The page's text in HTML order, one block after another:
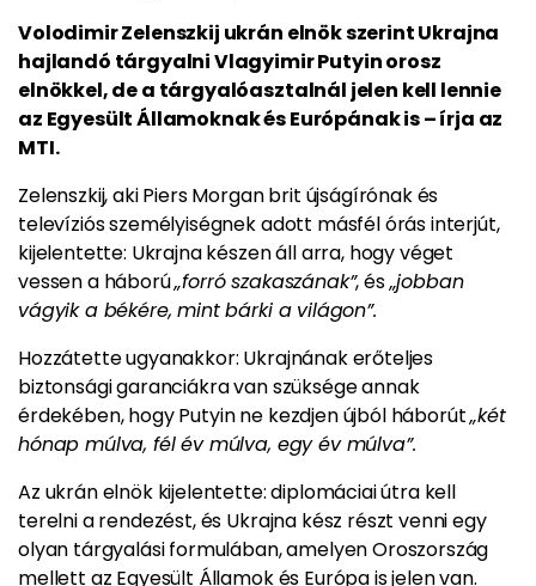
Volodimir Zelenszkij ukrán elnök szerint Ukrajna
hajlandó tárgyalni Vlagyimir Putyin orosz
elnökkel, de a tárgyalóasztalnál jelen kell lennie
az Egyesült Államoknak és Európának is – írja az
MTI.
Zelenszkij, aki Piers Morgan brit újságírónak és
televíziós személyiségnek adott másfél órás interjút,
kijelentette: Ukrajna készen áll arra, hogy véget
vessen a háború„forró szakaszának”, és„jobban
vágyik a békére, mint bárki a világon”.
Hozzátette ugyanakkor: Ukrajnának erőteljes
biztonsági garanciákra van szüksége annak
érdekében, hogy Putyin ne kezdjen újból háborút„két
hónap múlva, fél év múlva, egy év múlva”.
Az ukrán elnök kijelentette: diplomáciai útra kell
terelni a rendezést, és Ukrajna kész részt venni egy
olyan tárgyalási formulában, amelyen Oroszország
mellett az Egyesült Államok és Európa is jelen van.